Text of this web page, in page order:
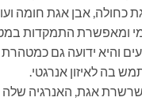
כחולה, אבן אגת חומה
ומאפשרת התמקדות
והיא ידועה גם
בה לאיזון אנרגטי.
שרשרת אגת, האנרגיה שלה